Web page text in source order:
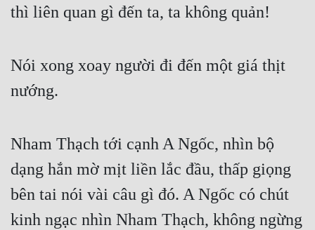
thì liên quan gì đến ta, ta không quản!
Nói xong xoay người đi đến một giá thịt
nướng.
Nham Thạch tới cạnh A Ngốc, nhìn bộ
dạng hắn mờ mịt liền lắc đầu, thấp giọng
bên tai nói vài câu gì đó. A Ngốc có chút
kinh ngạc nhìn Nham Thạch, không ngừng